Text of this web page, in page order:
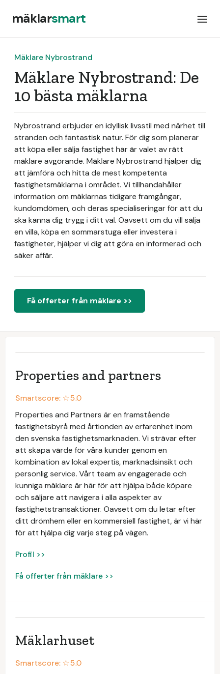
mäklarsmart
Mäklare Nybrostrand
Mäklare Nybrostrand: De
10 bästa mäklarna
Nybrostrand erbjuder en idyllisk livsstil med närhet till
stranden och fantastisk natur. För dig som planerar
att köpa eller sälja fastighet här är valet av rätt
mäklare avgörande. Mäklare Nybrostrand hjälper dig
att jämföra och hitta de mest kompetenta
fastighetsmäklarna i området. Vi tillhandahåller
information om mäklarnas tidigare framgångar,
kundomdömen, och deras specialiseringar för att du
ska känna dig trygg i ditt val. Oavsett om du vill sälja
en villa, köpa en sommarstuga eller investera i
fastigheter, hjälper vi dig att göra en informerad och
säker affär.
Få offerter från mäklare >>
Properties and partners
Smartscore: ☆5.0
Properties and Partners är en framstående
fastighetsbyrå med årtionden av erfarenhet inom
den svenska fastighetsmarknaden. Vi strävar efter
att skapa värde för våra kunder genom en
kombination av lokal expertis, marknadsinsikt och
personlig service. Vårt team av engagerade och
kunniga mäklare är här för att hjälpa både köpare
och säljare att navigera i alla aspekter av
fastighetstransaktioner. Oavsett om du letar efter
ditt drömhem eller en kommersiell fastighet, är vi här
för att hjälpa dig varje steg på vägen.
Profil >>
Få offerter från mäklare >>
Mäklarhuset
Smartscore: ☆5.0